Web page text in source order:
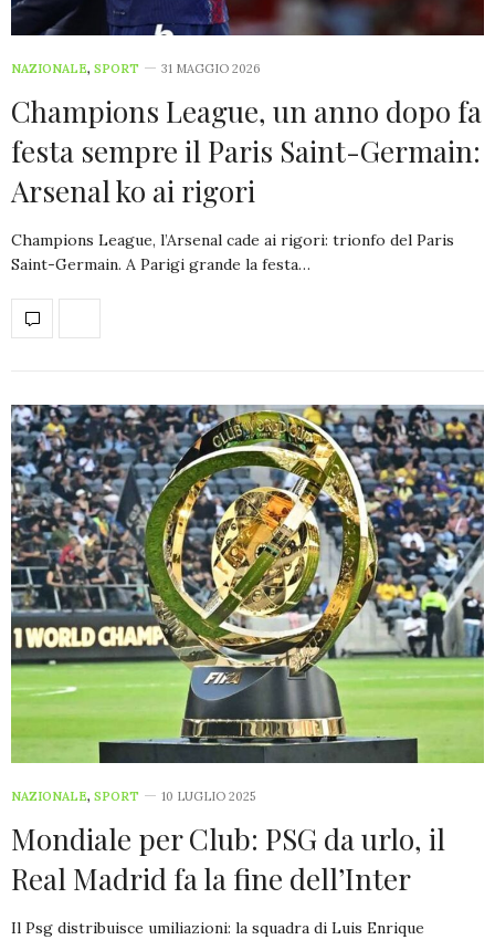
NAZIONALE, SPORT 31 MAGGIO 2026
Champions League, un anno dopo fa
festa sempre il Paris Saint-Germain:
Arsenal ko ai rigori
Champions League, l’Arsenal cade ai rigori: trionfo del Paris
Saint-Germain. A Parigi grande la festa…
NAZIONALE, SPORT 10 LUGLIO 2025
Mondiale per Club: PSG da urlo, il
Real Madrid fa la fine dell’Inter
Il Psg distribuisce umiliazioni: la squadra di Luis Enrique